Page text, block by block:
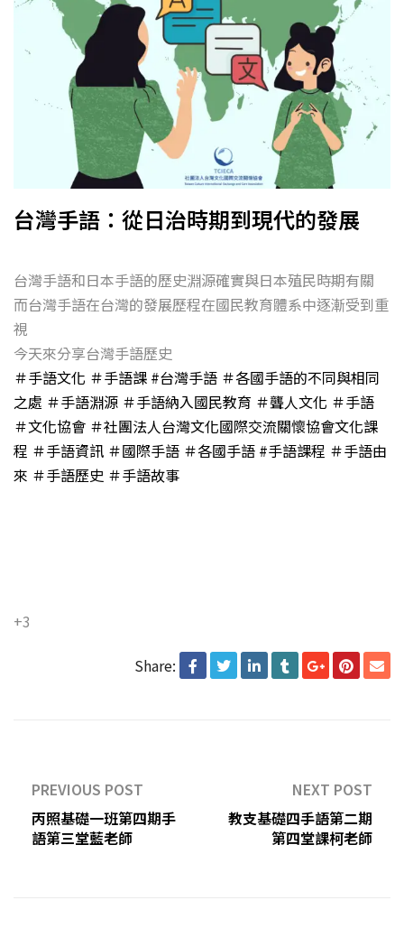
台灣手語：從日治時期到現代的發展
台灣手語和日本手語的歷史淵源確實與日本殖民時期有關
而台灣手語在台灣的發展歷程在國民教育體系中逐漸受到重
視
今天來分享台灣手語歷史
＃手語文化 ＃手語課 #台灣手語 ＃各國手語的不同與相同
之處 ＃手語淵源 ＃手語納入國民教育 ＃聾人文化 ＃手語
＃文化協會 ＃社團法人台灣文化國際交流關懷協會文化課
程 ＃手語資訊 ＃國際手語 ＃各國手語 #手語課程 ＃手語由
來 ＃手語歷史 ＃手語故事
+3
Share:
PREVIOUS POST
丙照基礎一班第四期手
語第三堂藍老師
NEXT POST
教支基礎四手語第二期
第四堂課柯老師